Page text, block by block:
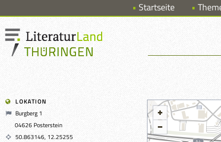
Startseite
LOKATION
Burgberg 1
04626 Posterstein
50.863146, 12.25255